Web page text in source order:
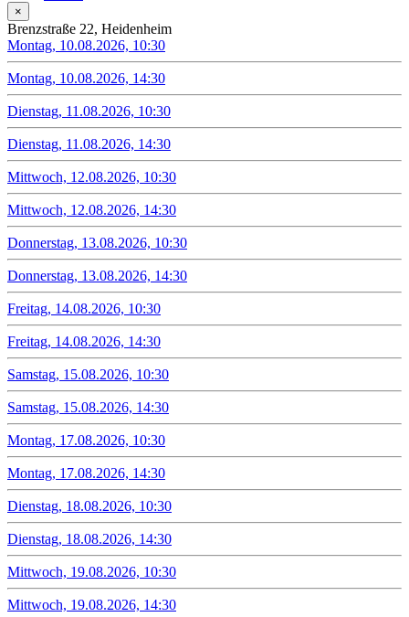
×
Brenzstraße 22, Heidenheim
Montag, 10.08.2026, 10:30
Montag, 10.08.2026, 14:30
Dienstag, 11.08.2026, 10:30
Dienstag, 11.08.2026, 14:30
Mittwoch, 12.08.2026, 10:30
Mittwoch, 12.08.2026, 14:30
Donnerstag, 13.08.2026, 10:30
Donnerstag, 13.08.2026, 14:30
Freitag, 14.08.2026, 10:30
Freitag, 14.08.2026, 14:30
Samstag, 15.08.2026, 10:30
Samstag, 15.08.2026, 14:30
Montag, 17.08.2026, 10:30
Montag, 17.08.2026, 14:30
Dienstag, 18.08.2026, 10:30
Dienstag, 18.08.2026, 14:30
Mittwoch, 19.08.2026, 10:30
Mittwoch, 19.08.2026, 14:30